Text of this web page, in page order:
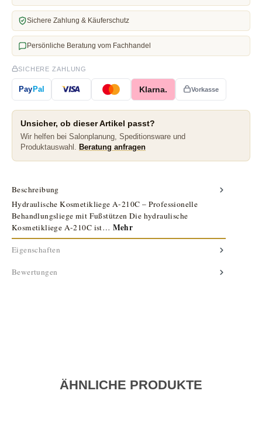
Sichere Zahlung & Käuferschutz
Persönliche Beratung vom Fachhandel
SICHERE ZAHLUNG
PayPal Klarna. Vorkasse
Unsicher, ob dieser Artikel passt?
Wir helfen bei Salonplanung, Speditionsware und
Produktauswahl.
Beratung anfragen
Beschreibung
Hydraulische Kosmetikliege A-210C – Professionelle
Behandlungsliege mit Fußstützen Die hydraulische
Kosmetikliege A-210C ist… Mehr
Eigenschaften
Bewertungen
ÄHNLICHE PRODUKTE